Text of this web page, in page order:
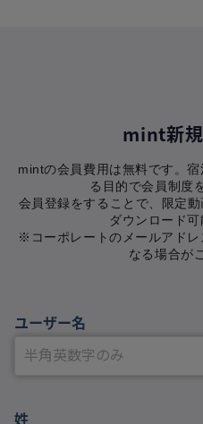
mint新
mintの会員費用は無料です。
る目的で会員制度
会員登録をすることで、限定
ダウンロード可
※コーポレートのメールアドレ
なる場合が
ユーザー名
姓